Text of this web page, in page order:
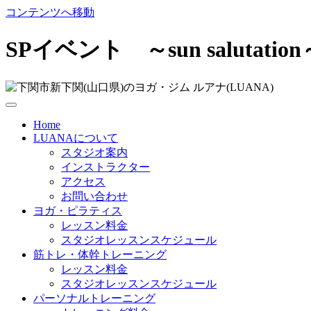
コンテンツへ移動
SPイベント ～sun salutation
Home
LUANAについて
スタジオ案内
インストラクター
アクセス
お問い合わせ
ヨガ・ピラティス
レッスン料金
スタジオレッスンスケジュール
筋トレ・体幹トレーニング
レッスン料金
スタジオレッスンスケジュール
パーソナルトレーニング